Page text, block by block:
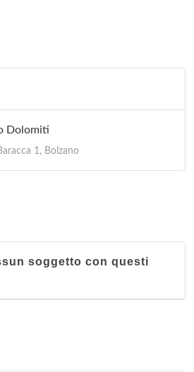
Dolomiti
1, Bolzano
soggetto con questi